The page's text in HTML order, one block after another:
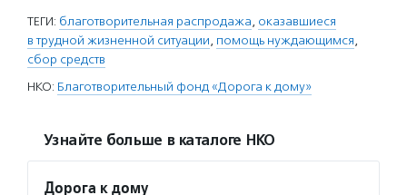
ТЕГИ: благотворительная распродажа, оказавшиеся
в трудной жизненной ситуации, помощь нуждающимся,
сбор средств
НКО: Благотворительный фонд «Дорога к дому»
Узнайте больше в каталоге НКО
Дорога к дому